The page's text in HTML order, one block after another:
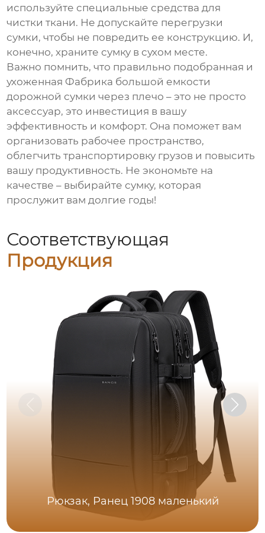
используйте специальные средства для
чистки ткани. Не допускайте перегрузки
сумки, чтобы не повредить ее конструкцию. И,
конечно, храните сумку в сухом месте.
Важно помнить, что правильно подобранная и
ухоженная Фабрика большой емкости
дорожной сумки через плечо – это не просто
аксессуар, это инвестиция в вашу
эффективность и комфорт. Она поможет вам
организовать рабочее пространство,
облегчить транспортировку грузов и повысить
вашу продуктивность. Не экономьте на
качестве – выбирайте сумку, которая
прослужит вам долгие годы!
Соответствующая
Продукция
Рюкзак, Ранец 1908 маленький